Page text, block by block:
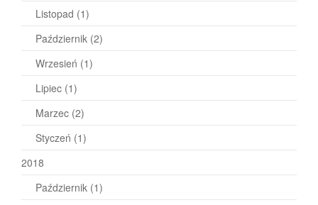
Listopad (1)
Październik (2)
Wrzesień (1)
Lipiec (1)
Marzec (2)
Styczeń (1)
2018
Październik (1)